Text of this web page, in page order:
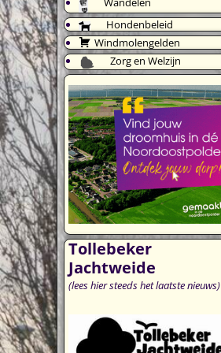
Hondenbeleid
Windmolengelden
Zorg en Welzijn
Tollebeker
Jachtweide
(lees hier steeds het laatste nieuws)